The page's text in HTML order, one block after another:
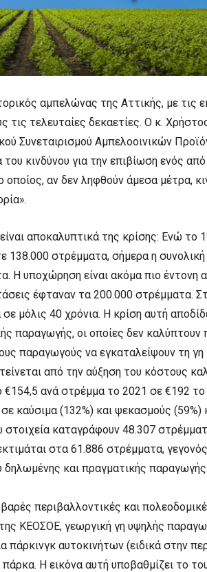
αμπελώνας της Αττικής, με τις
τις τελευταίες δεκαετίες. Ο κ.
Συνεταιρισμού Αμπελοοινικών
κινδύνου για την επιβίωση ενός
αν δεν ληφθούν άμεσα μέτρα,
αποκαλυπτικά της κρίσης: Ενώ το
138.000 στρέμματα, σήμερα η
Η υποχώρηση είναι ακόμα πιο έντονη
έφταναν τα 200.000 στρέμματα.
μόλις 40 χρόνια. Η κρίση αυτή
παραγωγής, οι οποίες δεν καλύπτουν
παραγωγούς να εγκαταλείψουν τη
από την αύξηση του κόστους
ανά στρέμμα το 2021 σε €192
καύσιμα (132%) και ψεκασμούς (59%)
καταγράφουν 48.307
στα 61.886 στρέμματα,
και πραγματικής παραγωγής.
περιβαλλοντικές και
ΚΕΟΣΟΕ, γεωργική γη υψηλής
αυτοκινήτων (ειδικά στην
Η εικόνα αυτή υποβαθμίζει το